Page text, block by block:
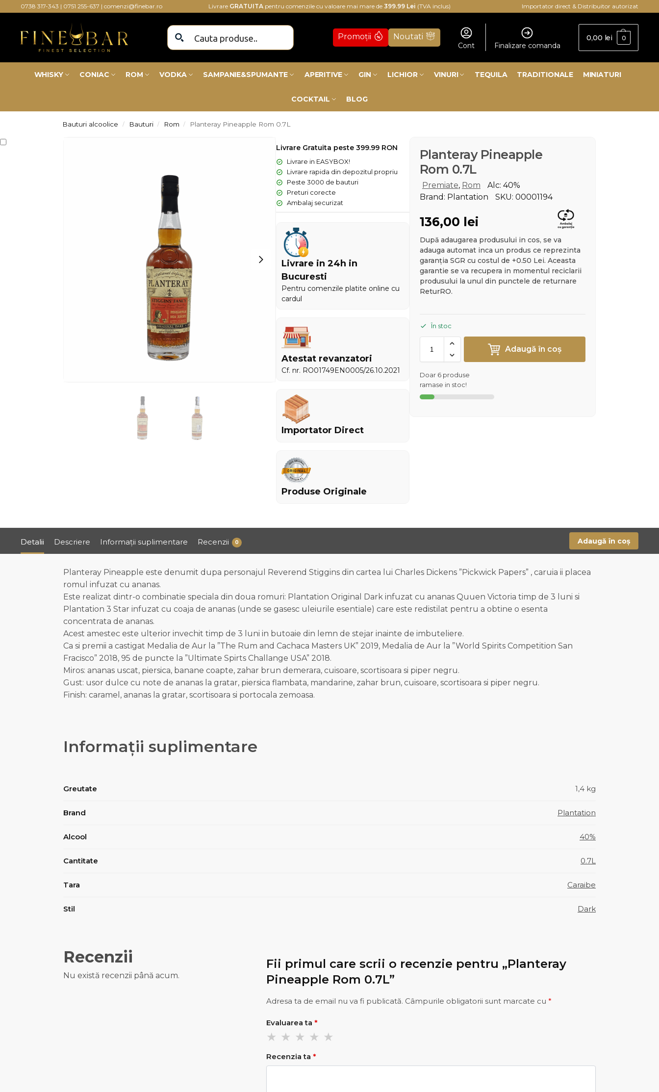
0738 317-343 | 0751 255-637 | comenzi@finebar.ro Livrare GRATUITA pentru comenzile cu valoare mai mare de 399.99 Lei (TVA inclus) Importator direct & Distribuitor autorizat
Promoții Noutati
Cont Finalizare comanda
0,00 lei 0
WHISKY CONIAC ROM VODKA SAMPANIE&SPUMANTE APERITIVE GIN LICHIOR VINURI TEQUILA TRADITIONALE MINIATURI
COCKTAIL BLOG
Bauturi alcoolice / Bauturi / Rom / Planteray Pineapple Rom 0.7L
Livrare Gratuita peste 399.99 RON
Livrare in EASYBOX!
Livrare rapida din depozitul propriu
Peste 3000 de bauturi
Preturi corecte
Ambalaj securizat
Livrare in 24h in
Bucuresti
Pentru comenzile platite online cu
cardul
Atestat revanzatori
Cf. nr. RO01749EN0005/26.10.2021
Importator Direct
Produse Originale
Planteray Pineapple
Rom 0.7L
Premiate, Rom
Alc: 40%
Brand: Plantation
SKU: 00001194
136,00 lei
După adaugarea produsului in cos, se va
adauga automat inca un produs ce reprezinta
garanția SGR cu costul de +0.50 Lei. Aceasta
garantie se va recupera in momentul reciclarii
produsului la unul din punctele de returnare
ReturRO.
În stoc
Adaugă în coș
Doar 6 produse
ramase in stoc!
Detalii Descriere Informații suplimentare Recenzii 0 Adaugă în coș
Planteray Pineapple este denumit dupa personajul Reverend Stiggins din cartea lui Charles Dickens ”Pickwick Papers” , caruia ii placea
romul infuzat cu ananas.
Este realizat dintr-o combinatie speciala din doua romuri: Plantation Original Dark infuzat cu ananas Quuen Victoria timp de 3 luni si
Plantation 3 Star infuzat cu coaja de ananas (unde se gasesc uleiurile esentiale) care este redistilat pentru a obtine o esenta
concentrata de ananas.
Acest amestec este ulterior invechit timp de 3 luni in butoaie din lemn de stejar inainte de imbuteliere.
Ca si premii a castigat Medalia de Aur la ”The Rum and Cachaca Masters UK” 2019, Medalia de Aur la ”World Spirits Competition San
Fracisco” 2018, 95 de puncte la ”Ultimate Spirts Challange USA” 2018.
Miros: ananas uscat, piersica, banane coapte, zahar brun demerara, cuisoare, scortisoara si piper negru.
Gust: usor dulce cu note de ananas la gratar, piersica flambata, mandarine, zahar brun, cuisoare, scortisoara si piper negru.
Finish: caramel, ananas la gratar, scortisoara si portocala zemoasa.
Informații suplimentare
Greutate 1,4 kg
Brand Plantation
Alcool 40%
Cantitate 0.7L
Tara Caraibe
Stil Dark
Recenzii
Nu există recenzii până acum.
Fii primul care scrii o recenzie pentru „Planteray
Pineapple Rom 0.7L”
Adresa ta de email nu va fi publicată. Câmpurile obligatorii sunt marcate cu*
Evaluarea ta*
Recenzia ta*